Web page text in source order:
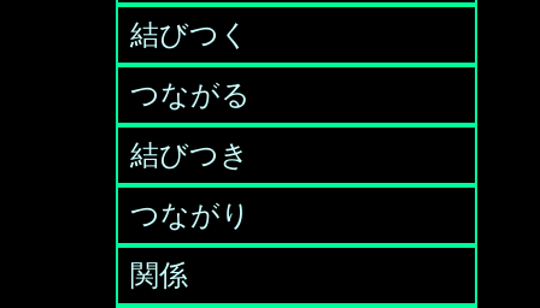
結びつく
つながる
結びつき
つながり
関係